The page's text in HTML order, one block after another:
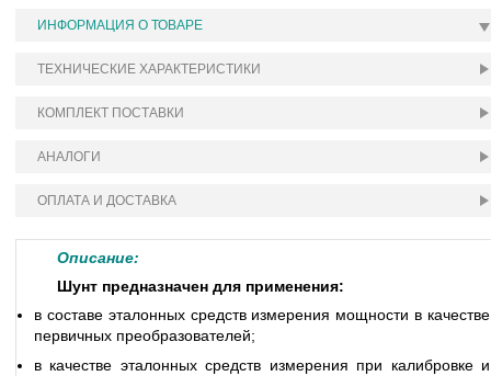
ИНФОРМАЦИЯ О ТОВАРЕ
ТЕХНИЧЕСКИЕ ХАРАКТЕРИСТИКИ
КОМПЛЕКТ ПОСТАВКИ
АНАЛОГИ
ОПЛАТА И ДОСТАВКА
Описание:
Шунт предназначен для применения:
в составе эталонных средств измерения мощности в качестве
первичных преобразователей;
в качестве эталонных средств измерения при калибровке и